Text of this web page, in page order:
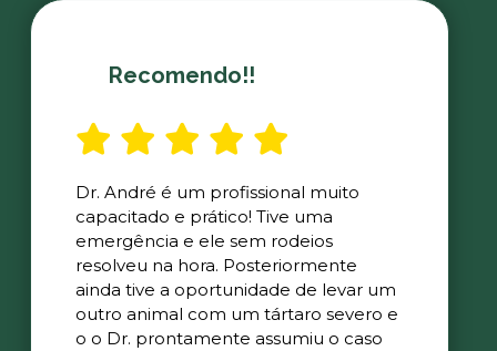
Recomendo!!
Dr. André é um profissional muito
capacitado e prático! Tive uma
emergência e ele sem rodeios
resolveu na hora. Posteriormente
ainda tive a oportunidade de levar um
outro animal com um tártaro severo e
o o Dr. prontamente assumiu o caso